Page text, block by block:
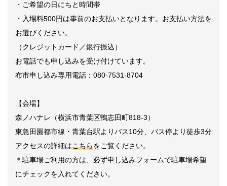
・ご希望の日にちと時間帯
・入場料500円は事前のお支払いとなります。お支払い方法を
お選びください。
（クレジットカード／銀行振込）
お電話でも申し込みを受け付けています。
布市申し込み専用電話：080-7531-8704
【会場】
森ノハナレ（横浜市青葉区鴨志田町818-3）
東急田園都市線・青葉台駅よりバス10分、バス停より徒歩3分
アクセスの詳細はこちらをご覧ください。
＊駐車場ご利用の方は、必ず申し込みフォームで駐車場希望
にチェックを入れてください。